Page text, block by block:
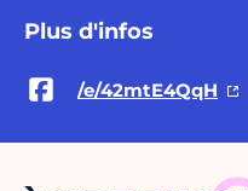
Plus d'infos
/e/42mtE4QqH